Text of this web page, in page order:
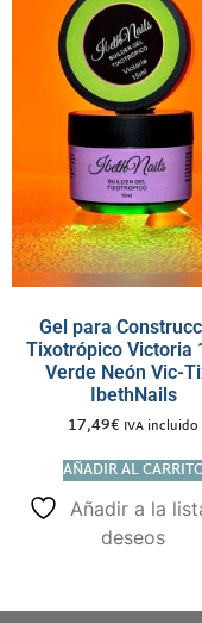
Gel para
Tixotrópico Victoria
Verde Neón Vic-
IbethNails
17,49€ IVA incluido
AÑADIR AL
Añadir a la
deseos